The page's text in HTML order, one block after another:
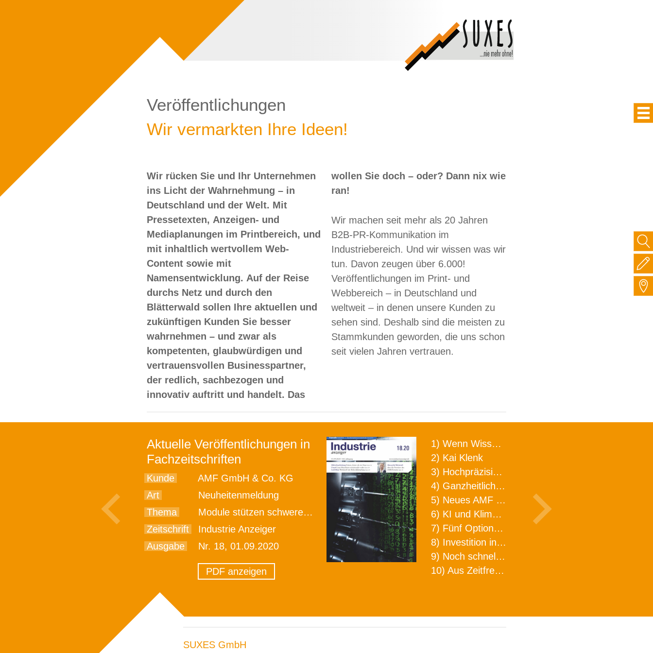
Veröffentlichungen
Wir vermarkten Ihre Ideen!
Wir rücken Sie und Ihr Unternehmen
ins Licht der Wahrnehmung – in
Deutschland und der Welt. Mit
Pressetexten, Anzeigen- und
Mediaplanungen im Printbereich, und
mit inhaltlich wertvollem Web-
Content sowie mit
Namensentwicklung. Auf der Reise
durchs Netz und durch den
Blätterwald sollen Ihre aktuellen und
zukünftigen Kunden Sie besser
wahrnehmen – und zwar als
kompetenten, glaubwürdigen und
vertrauensvollen Businesspartner,
der redlich, sachbezogen und
innovativ auftritt und handelt. Das
wollen Sie doch – oder? Dann nix wie
ran!
Wir machen seit mehr als 20 Jahren
B2B-PR-Kommunikation im
Industriebereich. Und wir wissen was wir
tun. Davon zeugen über 6.000!
Veröffentlichungen im Print- und
Webbereich – in Deutschland und
weltweit – in denen unsere Kunden zu
sehen sind. Deshalb sind die meisten zu
Stammkunden geworden, die uns schon
seit vielen Jahren vertrauen.
Aktuelle Veröffentlichungen in
Fachzeitschriften
Kunde
AMF GmbH & Co. KG
Art
Neuheitenmeldung
Thema
Module stützen schwere Brocken
Zeitschrift
Industrie Anzeiger
Ausgabe
Nr. 18, 01.09.2020
PDF anzeigen
1) Wenn Wissen geht, kann ARNO WERKZEUGE helfen
2) Kai Klenk
3) Hochpräzision in neuer Dimension
4) Ganzheitlicher Ansatz für mehr Effizienz und Produktivität in der Zerspanung
5) Neues AMF Logistikzentrum feierlich eröffnet
6) KI und Klimaschutz im Schaltanlagenbau
7) Fünf Optionen, wie man Zeitfresser in Effizienz umwandelt
8) Investition in Fellbach mit nachhaltiger Logistik und Lagerfläche
9) Noch schnellere Lieferung
10) Aus Zeitfressern wird Effizienz
SUXES GmbH